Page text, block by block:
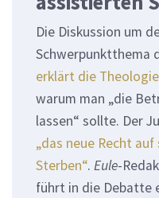
Die Diskussion um
Schwerpunktthema
erklärt die
warum man „die
lassen“ sollte. Der
„das neue Recht
Sterben“. Eule-
führt in die Debatte